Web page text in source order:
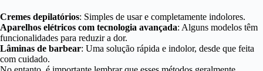
Cremes depilatórios: Simples de usar e completamente indolores.
Aparelhos elétricos com tecnologia avançada: Alguns modelos têm
funcionalidades para reduzir a dor.
Lâminas de barbear: Uma solução rápida e indolor, desde que feita
com cuidado.